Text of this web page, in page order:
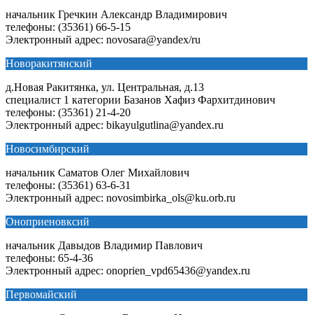
начальник Гречкин Александр Владимирович
телефоны: (35361) 66-5-15
Электронный адрес: novosara@yandex/ru
Новоракитянский
д.Новая Ракитянка, ул. Центральная, д.13
специалист 1 категории Базанов Хафиз Фархитдинович
телефоны: (35361) 21-4-20
Электронный адрес: bikayulgutlina@yandex.ru
Новосимбирский
начальник Саматов Олег Михайлович
телефоны: (35361) 63-6-31
Электронный адрес: novosimbirka_ols@ku.orb.ru
Оноприеновксий
начальник Давыдов Владимир Павлович
телефоны: 65-4-36
Электронный адрес: onoprien_vpd65436@yandex.ru
Первомайский